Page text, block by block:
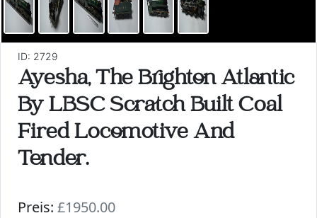
ID: 2729
Ayesha, The Brighton Atlantic
By LBSC Scratch Built Coal
Fired Locomotive And
Tender.
Preis: £1950.00